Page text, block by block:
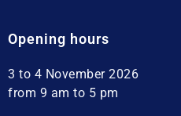
Opening hours
3 to 4 November 2026
from 9 am to 5 pm